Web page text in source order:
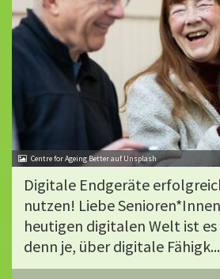
Centre for Ageing Better auf Unsplash
Digitale Endgeräte
nutzen! Liebe
heutigen digitalen Welt ist
denn je, über digitale Fähigk...